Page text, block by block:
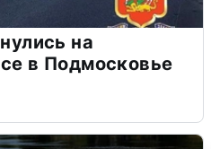
на
в Подмосковье